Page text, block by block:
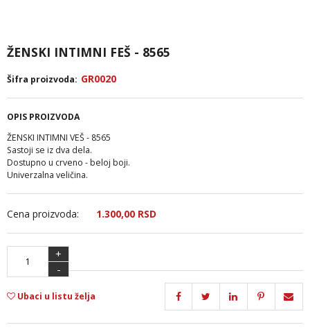
ŽENSKI INTIMNI FEŠ - 8565
Šifra proizvoda: GR0020
OPIS PROIZVODA
ŽENSKI INTIMNI VEŠ - 8565
Sastoji se iz dva dela.
Dostupno u crveno - beloj boji.
Univerzalna veličina.
Cena proizvoda: 1.300,00 RSD
+
-
Ubaci u listu želja